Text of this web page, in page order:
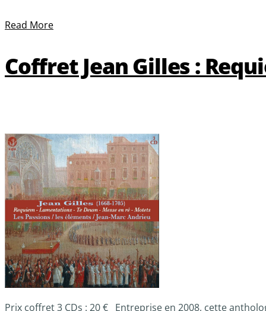
Read More
Coffret Jean Gilles :
Prix coffret 3 CDs : 20 € Entreprise en 2008, cette